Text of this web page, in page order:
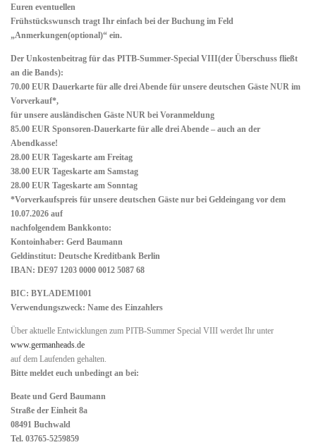
Euren eventuellen
Frühstückswunsch tragt Ihr einfach bei der Buchung im Feld
„Anmerkungen(optional)“ ein.
Der Unkostenbeitrag für das PITB-Summer-Special VIII(der Überschuss fließt
an die Bands):
70.00 EUR Dauerkarte für alle drei Abende für unsere deutschen Gäste NUR im
Vorverkauf*,
für unsere ausländischen Gäste NUR bei Voranmeldung
85.00 EUR Sponsoren-Dauerkarte für alle drei Abende – auch an der
Abendkasse!
28.00 EUR Tageskarte am Freitag
38.00 EUR Tageskarte am Samstag
28.00 EUR Tageskarte am Sonntag
*Vorverkaufspreis für unsere deutschen Gäste nur bei Geldeingang vor dem
10.07.2026 auf
nachfolgendem Bankkonto:
Kontoinhaber: Gerd Baumann
Geldinstitut: Deutsche Kreditbank Berlin
IBAN: DE97 1203 0000 0012 5087 68
BIC: BYLADEM1001
Verwendungszweck: Name des Einzahlers
Über aktuelle Entwicklungen zum PITB-Summer Special VIII werdet Ihr unter
www.germanheads.de
auf dem Laufenden gehalten.
Bitte meldet euch unbedingt an bei:
Beate und Gerd Baumann
Straße der Einheit 8a
08491 Buchwald
Tel. 03765-5259859